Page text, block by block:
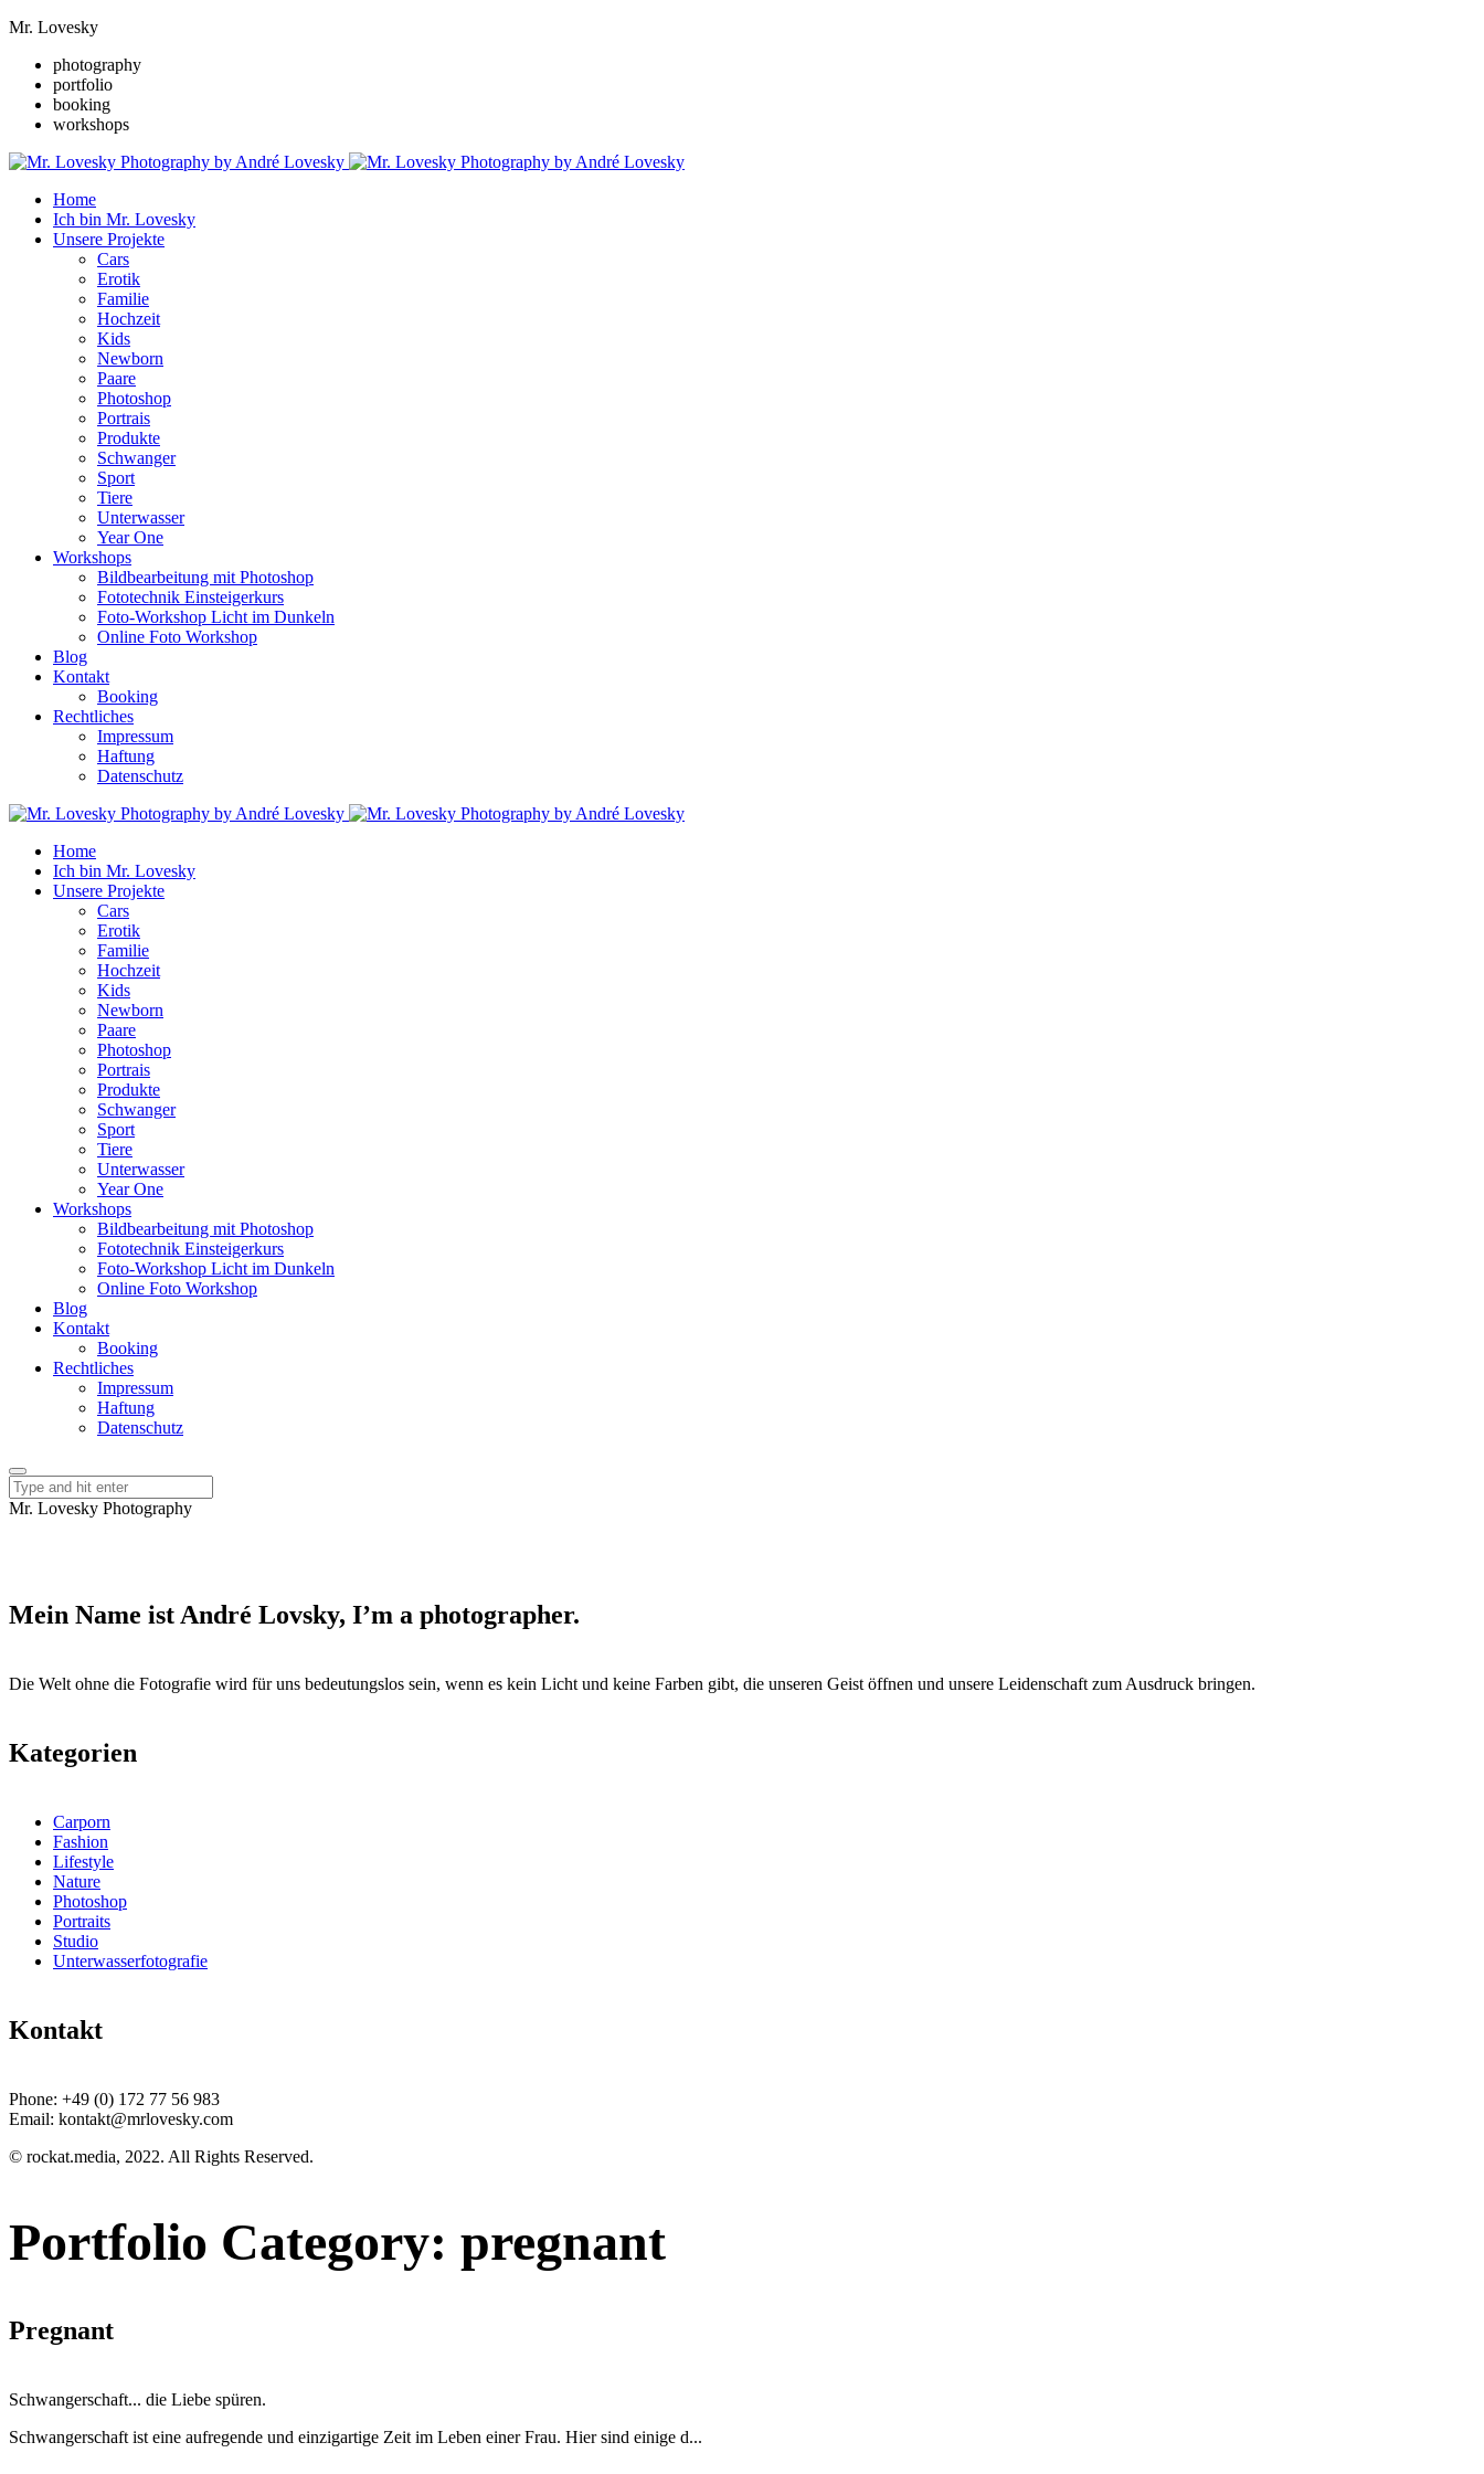
Mr. Lovesky
photography
portfolio
booking
workshops
Home
Ich bin Mr. Lovesky
Unsere Projekte
Cars
Erotik
Familie
Hochzeit
Kids
Newborn
Paare
Photoshop
Portrais
Produkte
Schwanger
Sport
Tiere
Unterwasser
Year One
Workshops
Bildbearbeitung mit Photoshop
Fototechnik Einsteigerkurs
Foto-Workshop Licht im Dunkeln
Online Foto Workshop
Blog
Kontakt
Booking
Rechtliches
Impressum
Haftung
Datenschutz
Home
Ich bin Mr. Lovesky
Unsere Projekte
Cars
Erotik
Familie
Hochzeit
Kids
Newborn
Paare
Photoshop
Portrais
Produkte
Schwanger
Sport
Tiere
Unterwasser
Year One
Workshops
Bildbearbeitung mit Photoshop
Fototechnik Einsteigerkurs
Foto-Workshop Licht im Dunkeln
Online Foto Workshop
Blog
Kontakt
Booking
Rechtliches
Impressum
Haftung
Datenschutz
Mr. Lovesky Photography
Mein Name ist André Lovsky, I’m a photographer.
Die Welt ohne die Fotografie wird für uns bedeutungslos sein, wenn es kein Licht und keine Farben gibt, die unseren Geist öffnen und unsere Leidenschaft zum Ausdruck bringen.
Kategorien
Carporn
Fashion
Lifestyle
Nature
Photoshop
Portraits
Studio
Unterwasserfotografie
Kontakt
Phone: +49 (0) 172 77 56 983
Email: kontakt@mrlovesky.com
© rockat.media, 2022. All Rights Reserved.
Portfolio Category: pregnant
Pregnant
Schwangerschaft... die Liebe spüren.
Schwangerschaft ist eine aufregende und einzigartige Zeit im Leben einer Frau. Hier sind einige d...